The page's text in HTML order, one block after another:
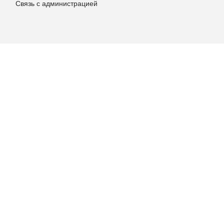
Связь с администрацией